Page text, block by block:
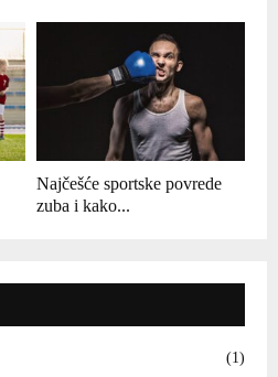
Najčešće sportske povrede
zuba i kako...
(1)